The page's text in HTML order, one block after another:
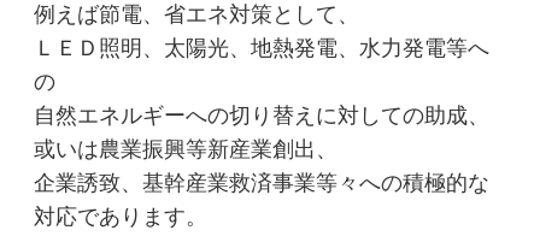
例えば節電、省エネ対策として、
ＬＥＤ照明、太陽光、地熱発電、水力発電等へ
の
自然エネルギーへの切り替えに対しての助成、
或いは農業振興等新産業創出、
企業誘致、基幹産業救済事業等々への積極的な
対応であります。